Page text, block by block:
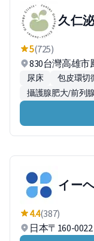
久仁
5(725)
830台灣高雄市
尿床 包皮環切
攝護腺肥大/前列
イー
4.4(387)
日本〒160-0022